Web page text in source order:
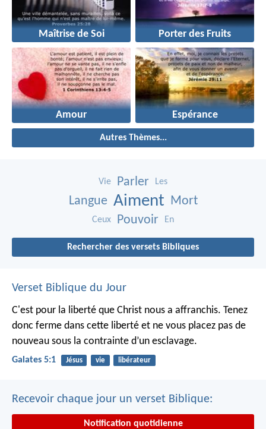
Maîtrise de Soi Porter des Fruits
Amour Espérance
Autres Thèmes...
Vie Parler Les
Langue Aiment Mort
Ceux Pouvoir En
Rechercher des versets Bibliques
Verset Biblique du Jour
C'est pour la liberté que Christ nous a affranchis. Tenez
donc ferme dans cette liberté et ne vous placez pas de
nouveau sous la contrainte d’un esclavage.
Galates 5:1 Jésus vie libérateur
Recevoir chaque jour un verset Biblique:
Notification quotidienne